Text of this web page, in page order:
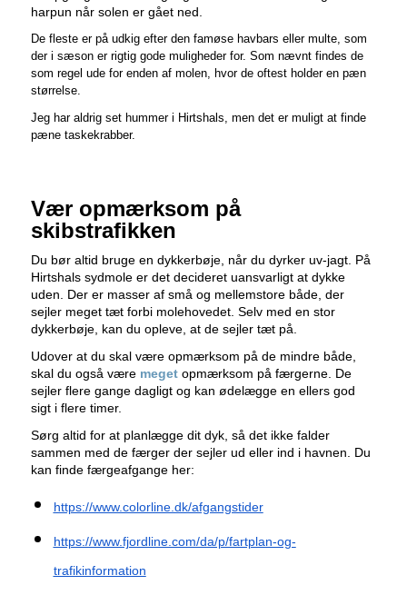
harpun når solen er gået ned.
De fleste er på udkig efter den famøse havbars eller multe, som
der i sæson er rigtig gode muligheder for. Som nævnt findes de
som regel ude for enden af molen, hvor de oftest holder en pæn
størrelse.
Jeg har aldrig set hummer i Hirtshals, men det er muligt at finde
pæne taskekrabber.
Vær opmærksom på
skibstrafikken
Du bør altid bruge en dykkerbøje, når du dyrker uv-jagt. På
Hirtshals sydmole er det decideret uansvarligt at dykke
uden. Der er masser af små og mellemstore både, der
sejler meget tæt forbi molehovedet. Selv med en stor
dykkerbøje, kan du opleve, at de sejler tæt på.
Udover at du skal være opmærksom på de mindre både,
skal du også være meget opmærksom på færgerne. De
sejler flere gange dagligt og kan ødelægge en ellers god
sigt i flere timer.
Sørg altid for at planlægge dit dyk, så det ikke falder
sammen med de færger der sejler ud eller ind i havnen. Du
kan finde færgeafgange her:
https://www.colorline.dk/afgangstider
https://www.fjordline.com/da/p/fartplan-og-
trafikinformation